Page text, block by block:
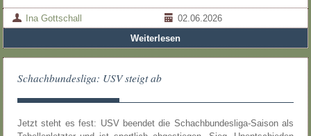
Ina Gottschall
02.06.2026
Weiterlesen
Schachbundesliga: USV steigt ab
Jetzt steht es fest: USV beendet die Schachbundesliga-Saison als